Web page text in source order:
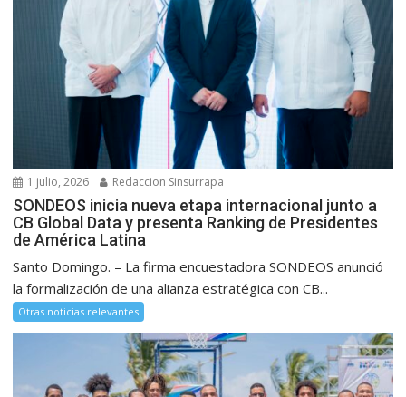
1 julio, 2026 Redaccion Sinsurrapa
SONDEOS inicia nueva etapa internacional junto a
CB Global Data y presenta Ranking de Presidentes
de América Latina
Santo Domingo. – La firma encuestadora SONDEOS anunció
la formalización de una alianza estratégica con CB...
Otras noticias relevantes